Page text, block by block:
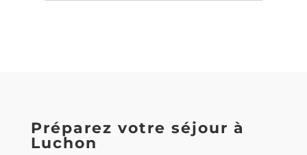
Préparez votre séjour à
Luchon